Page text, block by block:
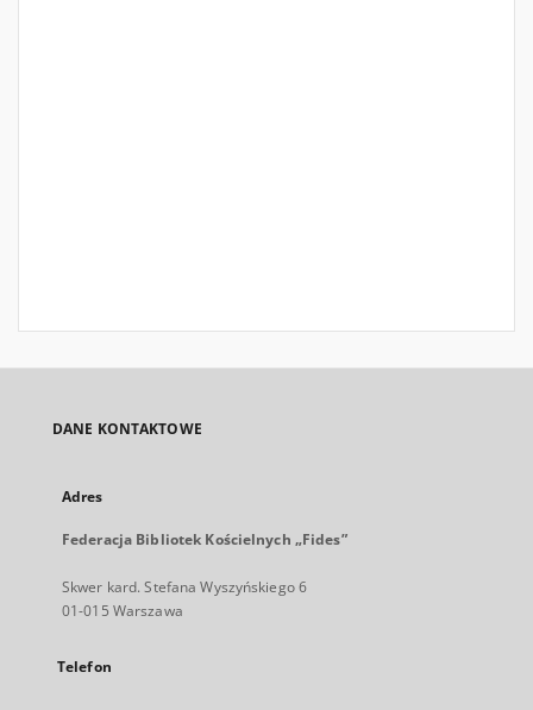
DANE KONTAKTOWE
Adres
Federacja Bibliotek Kościelnych „Fides”
Skwer kard. Stefana Wyszyńskiego 6
01-015 Warszawa
Telefon